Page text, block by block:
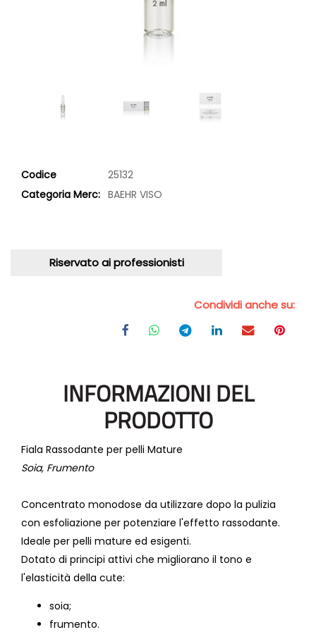
Codice
25132
Categoria Merc: BAEHR VISO
Riservato ai professionisti
Condividi anche su:
INFORMAZIONI DEL
PRODOTTO
Fiala Rassodante per pelli Mature
Soia, Frumento
Concentrato monodose da utilizzare dopo la pulizia
con esfoliazione per potenziare l'effetto rassodante.
Ideale per pelli mature ed esigenti.
Dotato di principi attivi che migliorano il tono e
l'elasticità della cute:
soia;
frumento.